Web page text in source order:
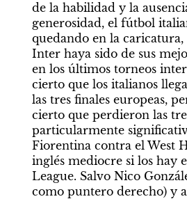
de la habilidad y la
generosidad, el fútbol
quedando en la caricatura,
Inter haya sido de sus
en los últimos torneos
cierto que los italianos
las tres finales europeas,
cierto que perdieron las
particularmente
Fiorentina contra el West
inglés mediocre si los hay
League. Salvo Nico
como puntero derecho) y